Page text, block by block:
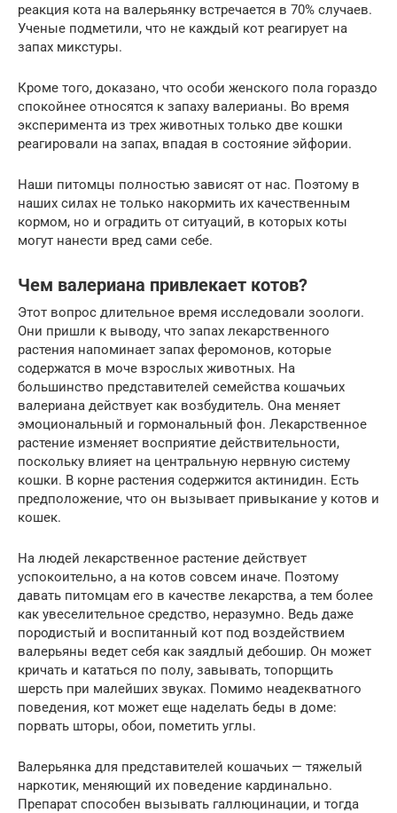
реакция кота на валерьянку встречается в 70% случаев.
Ученые подметили, что не каждый кот реагирует на
запах микстуры.
Кроме того, доказано, что особи женского пола гораздо
спокойнее относятся к запаху валерианы. Во время
эксперимента из трех животных только две кошки
реагировали на запах, впадая в состояние эйфории.
Наши питомцы полностью зависят от нас. Поэтому в
наших силах не только накормить их качественным
кормом, но и оградить от ситуаций, в которых коты
могут нанести вред сами себе.
Чем валериана привлекает котов?
Этот вопрос длительное время исследовали зоологи.
Они пришли к выводу, что запах лекарственного
растения напоминает запах феромонов, которые
содержатся в моче взрослых животных. На
большинство представителей семейства кошачьих
валериана действует как возбудитель. Она меняет
эмоциональный и гормональный фон. Лекарственное
растение изменяет восприятие действительности,
поскольку влияет на центральную нервную систему
кошки. В корне растения содержится актинидин. Есть
предположение, что он вызывает привыкание у котов и
кошек.
На людей лекарственное растение действует
успокоительно, а на котов совсем иначе. Поэтому
давать питомцам его в качестве лекарства, а тем более
как увеселительное средство, неразумно. Ведь даже
породистый и воспитанный кот под воздействием
валерьяны ведет себя как заядлый дебошир. Он может
кричать и кататься по полу, завывать, топорщить
шерсть при малейших звуках. Помимо неадекватного
поведения, кот может еще наделать беды в доме:
порвать шторы, обои, пометить углы.
Валерьянка для представителей кошачьих — тяжелый
наркотик, меняющий их поведение кардинально.
Препарат способен вызывать галлюцинации, и тогда